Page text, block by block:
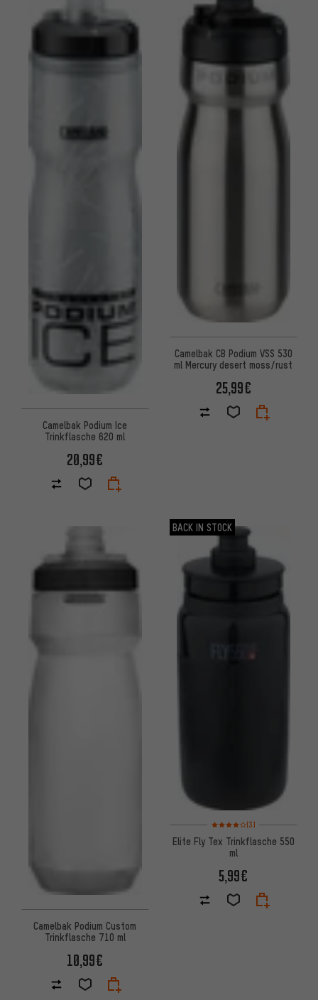
Camelbak Podium Ice
Trinkflasche 620 ml
20,99€
Camelbak CB Podium VSS 530
ml Mercury desert moss/rust
25,99€
Camelbak Podium Custom
Trinkflasche 710 ml
10,99€
BACK IN STOCK
Bewertungen: 4 von 5
(3)
Elite Fly Tex Trinkflasche 550
ml
5,99€